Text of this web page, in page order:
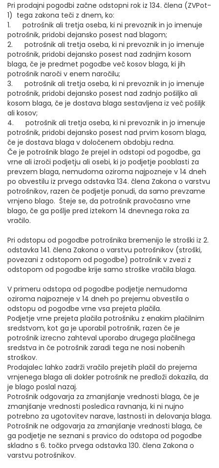
Pri prodajni pogodbi začne odstopni rok iz 134. člena (ZVPot-
1) tega zakona teči z dnem, ko:
1. potrošnik ali tretja oseba, ki ni prevoznik in jo imenuje
potrošnik, pridobi dejansko posest nad blagom;
2. potrošnik ali tretja oseba, ki ni prevoznik in jo imenuje
potrošnik, pridobi dejansko posest nad zadnjim kosom
blaga, če je predmet pogodbe več kosov blaga, ki jih
potrošnik naroči v enem naročilu;
3. potrošnik ali tretja oseba, ki ni prevoznik in jo imenuje
potrošnik, pridobi dejansko posest nad zadnjo pošiljko ali
kosom blaga, če je dostava blaga sestavljena iz več pošiljk
ali kosov;
4. potrošnik ali tretja oseba, ki ni prevoznik in jo imenuje
potrošnik, pridobi dejansko posest nad prvim kosom blaga,
če je dostava blaga v določenem obdobju redna.
Če je potrošnik blago že prejel in odstopi od pogodbe, ga
vrne ali izroči podjetju ali osebi, ki jo podjetje pooblasti za
prevzem blaga, nemudoma oziroma najpozneje v 14 dneh
po obvestilu iz prvega odstavka 134. člena Zakona o varstvu
potrošnikov, razen če podjetje ponudi, da samo prevzame
vrnjeno blago. Šteje se, da potrošnik pravočasno vrne
blago, če ga pošlje pred iztekom 14 dnevnega roka za
vračilo.
Pri odstopu od pogodbe potrošnika bremenijo le stroški iz 2.
odstavka 141. člena Zakona o varstvu potrošnikov (stroški,
povezani z odstopom od pogodbe) potrošnik v zvezi z
odstopom od pogodbe krije samo stroške vračila blaga.
V primeru odstopa od pogodbe podjetje nemudoma
oziroma najpozneje v 14 dneh po prejemu obvestila o
odstopu od pogodbe vrne vsa prejeta plačila.
Podjetje vrne prejeta plačila potrošniku z enakim plačilnim
sredstvom, kot ga je uporabil potrošnik, razen če je
potrošnik izrecno zahteval uporabo drugega plačilnega
sredstva in če potrošnik zaradi tega ne nosi nobenih
stroškov.
Prodajalec lahko zadrži vračilo prejetih plačil do prejema
vrnjenega blaga ali dokler potrošnik ne predloži dokazila, da
je blago poslal nazaj.
Potrošnik odgovarja za zmanjšanje vrednosti blaga, če je
zmanjšanje vrednosti posledica ravnanja, ki ni nujno
potrebno za ugotovitev narave, lastnosti in delovanja blaga.
Potrošnik ne odgovarja za zmanjšanje vrednosti blaga, če
ga podjetje ne seznani s pravico do odstopa od pogodbe
skladno s 6. točko prvega odstavka 130. člena Zakona o
varstvu potrošnikov.